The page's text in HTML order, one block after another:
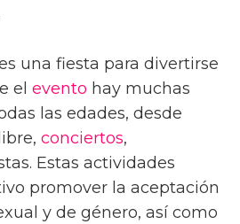
una fiesta para divertirse
el evento hay muchas
las edades, desde
conciertos,
Estas actividades
promover la aceptación
y de género, así como